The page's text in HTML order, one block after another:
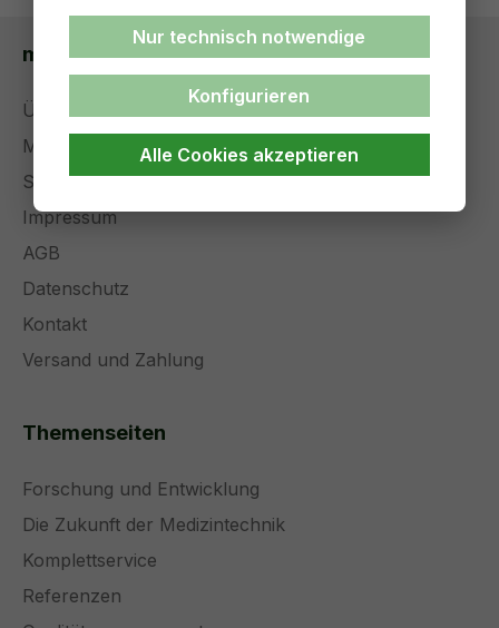
medical solutions
Über uns
Management
Stellenangebote
Impressum
AGB
Datenschutz
Kontakt
Versand und Zahlung
Themenseiten
Forschung und Entwicklung
Die Zukunft der Medizintechnik
Komplettservice
Referenzen
Nur technisch notwendige
Konfigurieren
Alle Cookies akzeptieren